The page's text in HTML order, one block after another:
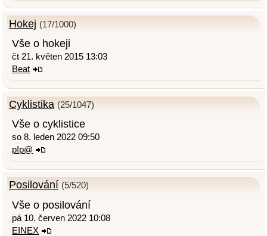
Hokej (17/1000)
Vše o hokeji
čt 21. květen 2015 13:03
Beat
Cyklistika (25/1047)
Vše o cyklistice
so 8. leden 2022 09:50
p!p@
Posilování (5/520)
Vše o posilování
pá 10. červen 2022 10:08
EINEX